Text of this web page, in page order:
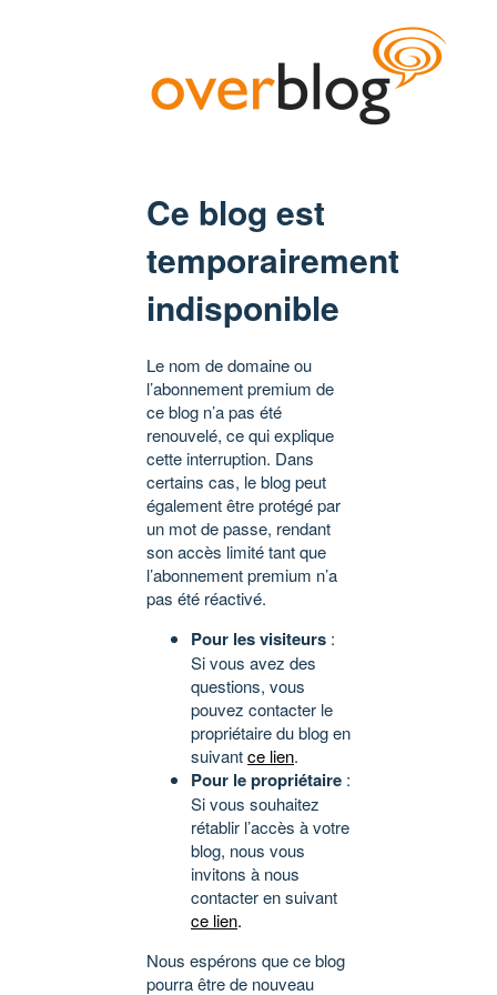
Ce blog est
temporairement
indisponible
Le nom de domaine ou
l’abonnement premium de
ce blog n’a pas été
renouvelé, ce qui explique
cette interruption. Dans
certains cas, le blog peut
également être protégé par
un mot de passe, rendant
son accès limité tant que
l’abonnement premium n’a
pas été réactivé.
Pour les visiteurs :
Si vous avez des
questions, vous
pouvez contacter le
propriétaire du blog en
suivantce lien.
Pour le propriétaire :
Si vous souhaitez
rétablir l’accès à votre
blog, nous vous
invitons à nous
contacter en suivant
ce lien.
Nous espérons que ce blog
pourra être de nouveau